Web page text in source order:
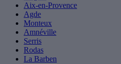
Aix-en-Provence
Agde
Monteux
Amnéville
Serris
Rodas
La Barben